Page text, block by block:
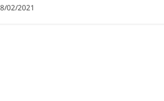
02/2021